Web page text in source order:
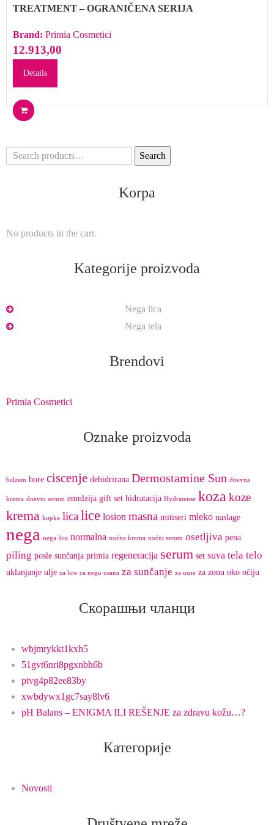
TREATMENT – OGRANIČENA SERIJA
Brand: Primia Cosmetici
12.913,00
Details
Search
Search
Korpa
No products in the cart.
Kategorije proizvoda
Nega lica
Nega tela
Brendovi
Primia Cosmetici
Oznake proizvoda
balzam bore ciscenje dehidrirana Dermostamine Sun dnevna
krema dnevni serum emulzija gift set hidratacija Hydratense koza koze
krema kupka licalice losion masna mitiseri mleko naslage
nega nega lica normalna noćna krema noćni serum osetljiva pena
piling posle sunčanja primia regeneracija serum set suva tela telo
uklanjanje ulje za lice za negu usana za sunčanje za usne za zonu oko očiju
Скорашњи чланци
wbjmrykkt1kxh5
51gvt6nri8pgxnbh6b
ptvg4p82ee83by
xwbdywx1gc7say8lv6
pH Balans – ENIGMA ILI REŠENJE za zdravu kožu…?
Категорије
Novosti